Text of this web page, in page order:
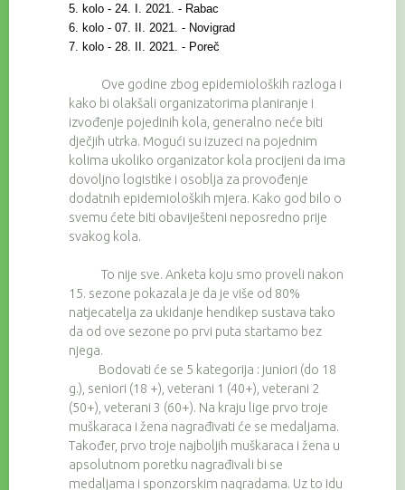
5. kolo - 24. I. 2021. - Rabac
6. kolo - 07. II. 2021. - Novigrad
7. kolo - 28. II. 2021. - Poreč
Ove godine zbog epidemioloških razloga i
kako bi olakšali organizatorima planiranje i
izvođenje pojedinih kola, generalno neće biti
dječjih utrka. Mogući su izuzeci na pojednim
kolima ukoliko organizator kola procijeni da ima
dovoljno logistike i osoblja za provođenje
dodatnih epidemioloških mjera. Kako god bilo o
svemu ćete biti obaviješteni neposredno prije
svakog kola.
To nije sve. Anketa koju smo proveli nakon
15. sezone pokazala je da je više od 80%
natjecatelja za ukidanje hendikep sustava tako
da od ove sezone po prvi puta startamo bez
njega.
Bodovati će se 5 kategorija : juniori (do 18
g.), seniori (18 +), veterani 1 (40+), veterani 2
(50+), veterani 3 (60+). Na kraju lige prvo troje
muškaraca i žena nagrađivati će se medaljama.
Također, prvo troje najboljih muškaraca i žena u
apsolutnom poretku nagrađivali bi se
medaljama i sponzorskim nagradama. Uz to idu